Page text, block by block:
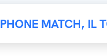
PHONE MATCH, IL